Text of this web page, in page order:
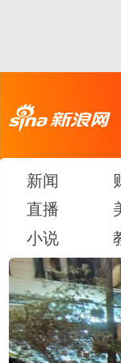
新闻
直播
小说